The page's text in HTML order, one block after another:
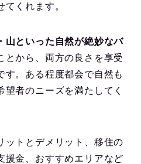
くれます。
山といった自然が絶妙なバ
とから、両方の良さを享受
す。ある程度都会で自然も
者のニーズを満たしてく
ットとデメリット、移住の
援金、おすすめエリアなど